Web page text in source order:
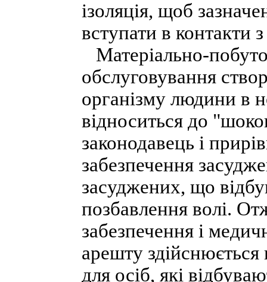
ізоляція, щоб
вступати в контакти
Матеріально-
обслуговування
організму людини в
відноситься до
законодавець і
забезпечення
засуджених, що
позбавлення волі.
забезпечення і
арешту
для осіб, які